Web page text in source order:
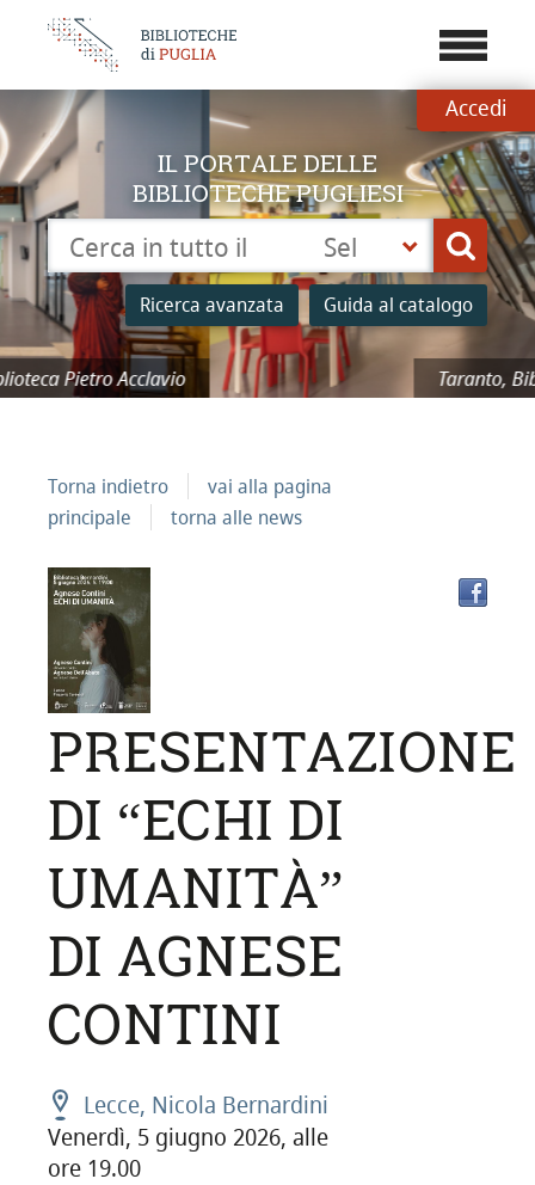
???
Accedi
Taranto, Biblioteca Pietro Acclavio
IL PORTALE DELLE
BIBLIOTECHE PUGLIESI
Cerca su "Catalogo"
Cerca
Ricerca avanzata Guida al catalogo
Seleziona
la
tua
biblioteca
Torna indietro
vai alla pagina
principale
torna alle news
PRESENTAZIONE
DI “ECHI DI
UMANITÀ”
DI AGNESE
CONTINI
Lecce, Nicola Bernardini
Venerdì, 5 giugno 2026, alle
ore 19.00